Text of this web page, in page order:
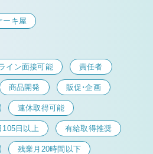
ーキ屋
イン面接可能 責任者
商品開発 販促・企画
連休取得可能
105日以上 有給取得推奨
残業月20時間以下